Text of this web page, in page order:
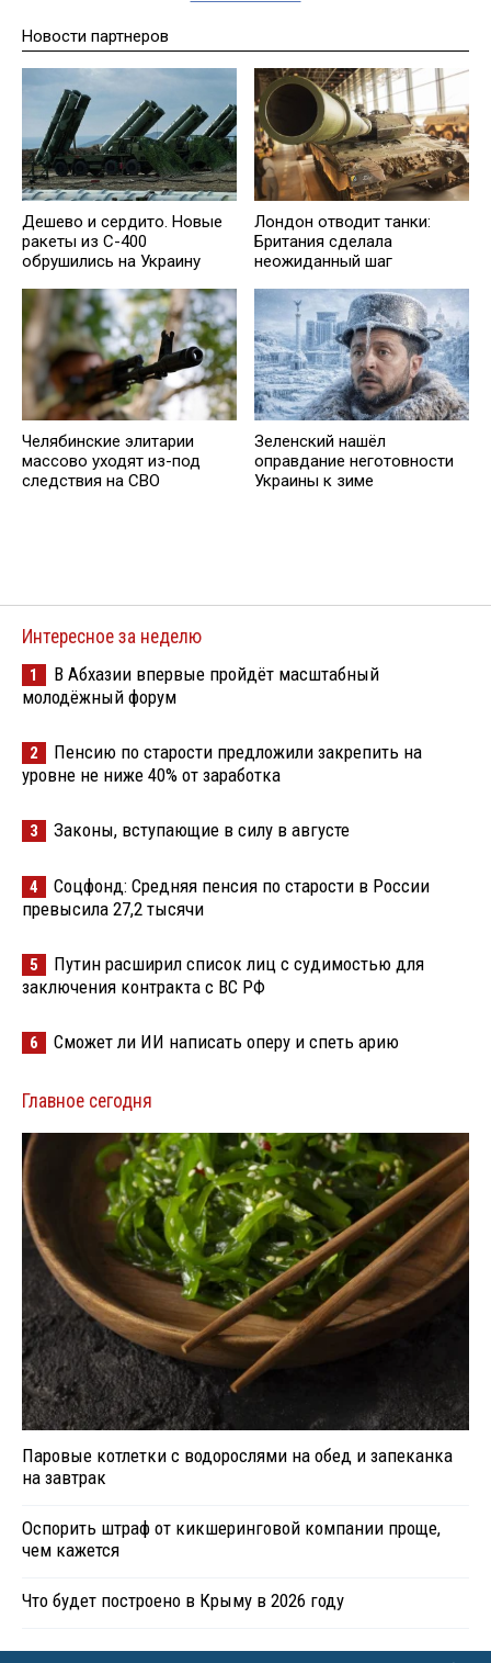
Новости партнеров
Дешево и сердито. Новые
ракеты из С-400
обрушились на Украину
Лондон отводит танки:
Британия сделала
неожиданный шаг
Челябинские элитарии
массово уходят из-под
следствия на СВО
Зеленский нашёл
оправдание неготовности
Украины к зиме
Интересное за неделю
1
В Абхазии впервые пройдёт масштабный
молодёжный форум
2
Пенсию по старости предложили закрепить на
уровне не ниже 40% от заработка
3 Законы, вступающие в силу в августе
4
Соцфонд: Средняя пенсия по старости в России
превысила 27,2 тысячи
5
Путин расширил список лиц с судимостью для
заключения контракта с ВС РФ
6 Сможет ли ИИ написать оперу и спеть арию
Главное сегодня
Паровые котлетки с водорослями на обед и запеканка
на завтрак
Оспорить штраф от кикшеринговой компании проще,
чем кажется
Что будет построено в Крыму в 2026 году